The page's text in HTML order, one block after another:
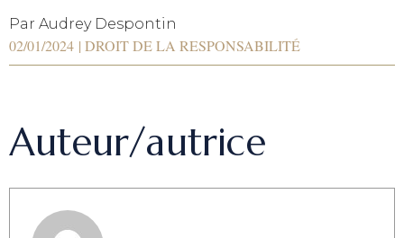
Par Audrey Despontin
02/01/2024 | DROIT DE LA RESPONSABILITÉ
Auteur/autrice